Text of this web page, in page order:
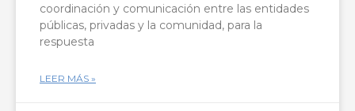
coordinación y comunicación entre las entidades
públicas, privadas y la comunidad, para la
respuesta
LEER MÁS »